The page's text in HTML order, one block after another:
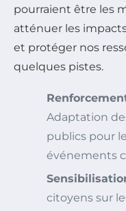
pourraient être les
atténuer les
et protéger nos
quelques pistes.
Adaptation
publics pour
événements
citoyens sur